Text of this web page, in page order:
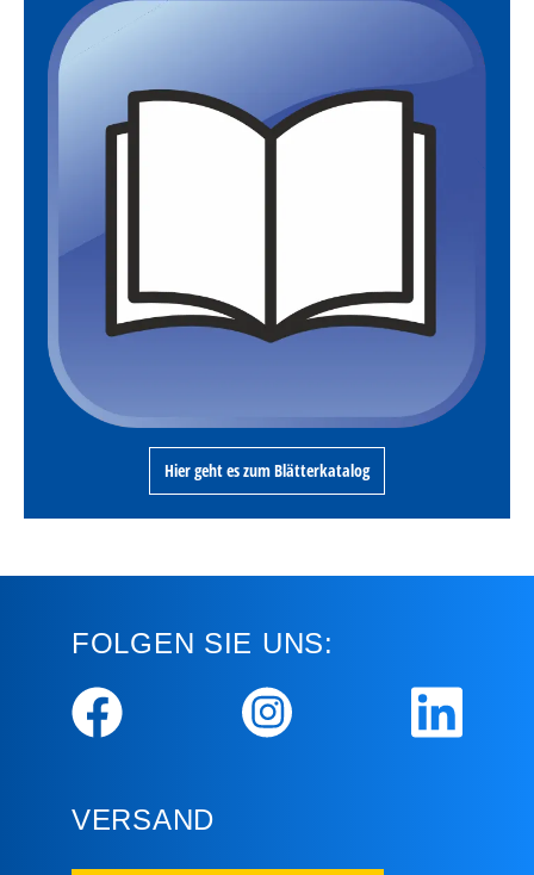
Hier geht es zum Blätterkatalog
FOLGEN SIE UNS:
VERSAND